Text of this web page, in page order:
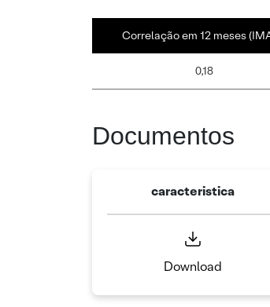
Correlação em 12 meses
0,18
Documentos
caracteristica
Download